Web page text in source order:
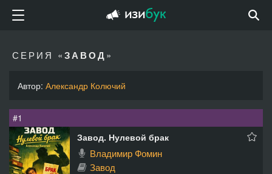
СЕРИЯ «ЗАВОД»
Автор: Александр Колючий
#1
Завод. Нулевой брак
Владимир Фомин
Завод